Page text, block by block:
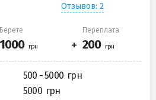
Отзывов: 2
Берете Переплата
500 - 5000
5000